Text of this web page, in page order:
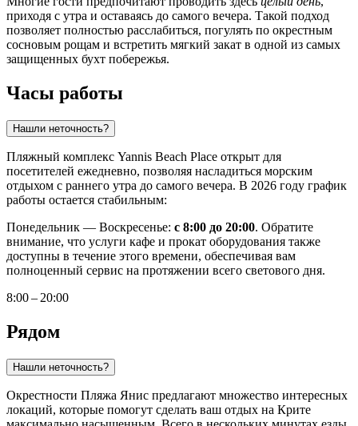
приходя с утра и оставаясь до самого вечера. Такой подход
позволяет полностью расслабиться, погулять по окрестным
сосновым рощам и встретить мягкий закат в одной из самых
защищенных бухт побережья.
Часы работы
Нашли неточность?
Пляжный комплекс Yannis Beach Place открыт для
посетителей ежедневно, позволяя насладиться морским
отдыхом с раннего утра до самого вечера. В 2026 году график
работы остается стабильным:
Понедельник — Воскресенье: с 8:00 до 20:00. Обратите
внимание, что услуги кафе и прокат оборудования также
доступны в течение этого времени, обеспечивая вам
полноценный сервис на протяжении всего светового дня.
8:00 – 20:00
Рядом
Нашли неточность?
Окрестности Пляжа Янис предлагают множество интересных
локаций, которые помогут сделать ваш отдых на Крите